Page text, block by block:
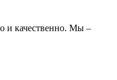
и качественно. Мы –